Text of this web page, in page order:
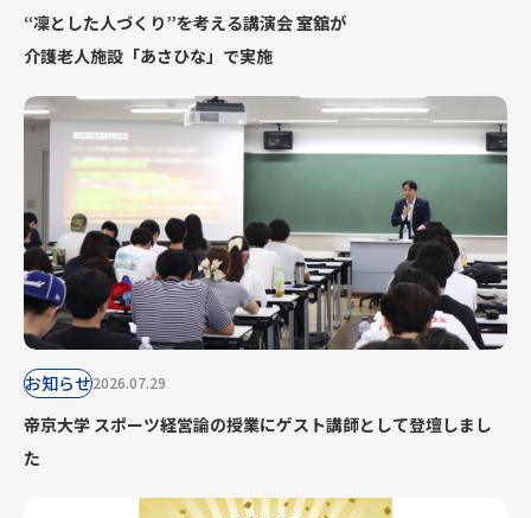
“凜とした人づくり”を考える講演会 室舘が
介護老人施設「あさひな」で実施
お知らせ2026.07.29
帝京大学 スポーツ経営論の授業にゲスト講師として登壇しまし
た